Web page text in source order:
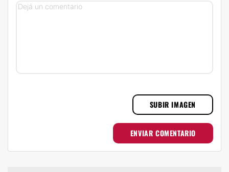
SUBIR IMAGEN
ENVIAR COMENTARIO